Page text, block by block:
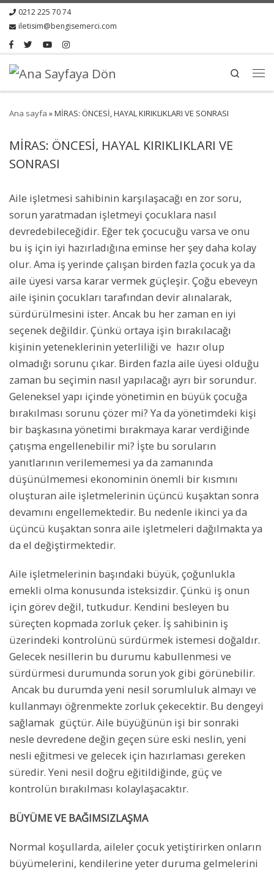
0212 225 70 74
iletisim@bengisemerci.com
Search
Ana sayfa »MİRAS: ÖNCESİ, HAYAL KIRIKLIKLARI VE SONRASI
MİRAS: ÖNCESİ, HAYAL KIRIKLIKLARI VE
SONRASI
Aile işletmesi sahibinin karşılaşacağı en zor soru,
sorun yaratmadan işletmeyi çocuklara nasıl
devredebileceğidir. Eğer tek çocucuğu varsa ve onu
bu iş için iyi hazırladığına eminse her şey daha kolay
olur. Ama iş yerinde çalışan birden fazla çocuk ya da
aile üyesi varsa karar vermek güçleşir. Çoğu ebeveyn
aile işinin çocukları tarafından devir alınalarak,
sürdürülmesini ister. Ancak bu her zaman en iyi
seçenek değildir. Çünkü ortaya işin bırakılacağı
kişinin yeteneklerinin yeterliliği ve hazır olup
olmadığı sorunu çıkar. Birden fazla aile üyesi olduğu
zaman bu seçimin nasıl yapılacağı ayrı bir sorundur.
Geleneksel yapı içinde yönetimin en büyük çocuğa
bırakılması sorunu çözer mi? Ya da yönetimdeki kişi
bir başkasına yönetimi bırakmaya karar verdiğinde
çatışma engellenebilir mi? İşte bu soruların
yanıtlarının verilememesi ya da zamanında
düşünülmemesi ekonominin önemli bir kısmını
oluşturan aile işletmelerinin üçüncü kuşaktan sonra
devamını engellemektedir. Bu nedenle ikinci ya da
üçüncü kuşaktan sonra aile işletmeleri dağılmakta ya
da el değiştirmektedir.
Aile işletmelerinin başındaki büyük, çoğunlukla
emekli olma konusunda isteksizdir. Çünkü iş onun
için görev değil, tutkudur. Kendini besleyen bu
süreçten kopmada zorluk çeker. İş sahibinin iş
üzerindeki kontrolünü sürdürmek istemesi doğaldır.
Gelecek nesillerin bu durumu kabullenmesi ve
sürdürmesi durumunda sorun yok gibi görünebilir.
Ancak bu durumda yeni nesil sorumluluk almayı ve
kullanmayı öğrenmekte zorluk çekecektir. Bu dengeyi
sağlamak güçtür. Aile büyüğünün işi bir sonraki
nesle devredene değin geçen süre eski neslin, yeni
nesli eğitmesi ve gelecek için hazırlaması gereken
süredir. Yeni nesil doğru eğitildiğinde, güç ve
kontrolün bırakılması kolaylaşacaktır.
BÜYÜME VE BAĞIMSIZLAŞMA
Normal koşullarda, aileler çocuk yetiştirirken onların
büyümelerini, kendilerine yeter duruma gelmelerini